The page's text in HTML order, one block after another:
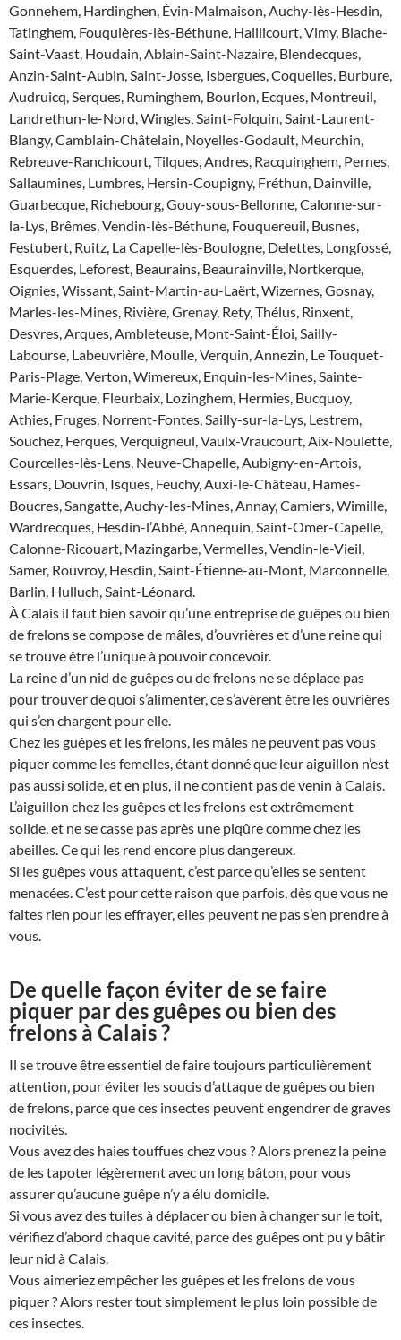
Gonnehem, Hardinghen, Évin-Malmaison, Auchy-lès-Hesdin,
Tatinghem, Fouquières-lès-Béthune, Haillicourt, Vimy, Biache-
Saint-Vaast, Houdain, Ablain-Saint-Nazaire, Blendecques,
Anzin-Saint-Aubin, Saint-Josse, Isbergues, Coquelles, Burbure,
Audruicq, Serques, Ruminghem, Bourlon, Ecques, Montreuil,
Landrethun-le-Nord, Wingles, Saint-Folquin, Saint-Laurent-
Blangy, Camblain-Châtelain, Noyelles-Godault, Meurchin,
Rebreuve-Ranchicourt, Tilques, Andres, Racquinghem, Pernes,
Sallaumines, Lumbres, Hersin-Coupigny, Fréthun, Dainville,
Guarbecque, Richebourg, Gouy-sous-Bellonne, Calonne-sur-
la-Lys, Brêmes, Vendin-lès-Béthune, Fouquereuil, Busnes,
Festubert, Ruitz, La Capelle-lès-Boulogne, Delettes, Longfossé,
Esquerdes, Leforest, Beaurains, Beaurainville, Nortkerque,
Oignies, Wissant, Saint-Martin-au-Laërt, Wizernes, Gosnay,
Marles-les-Mines, Rivière, Grenay, Rety, Thélus, Rinxent,
Desvres, Arques, Ambleteuse, Mont-Saint-Éloi, Sailly-
Labourse, Labeuvrière, Moulle, Verquin, Annezin, Le Touquet-
Paris-Plage, Verton, Wimereux, Enquin-les-Mines, Sainte-
Marie-Kerque, Fleurbaix, Lozinghem, Hermies, Bucquoy,
Athies, Fruges, Norrent-Fontes, Sailly-sur-la-Lys, Lestrem,
Souchez, Ferques, Verquigneul, Vaulx-Vraucourt, Aix-Noulette,
Courcelles-lès-Lens, Neuve-Chapelle, Aubigny-en-Artois,
Essars, Douvrin, Isques, Feuchy, Auxi-le-Château, Hames-
Boucres, Sangatte, Auchy-les-Mines, Annay, Camiers, Wimille,
Wardrecques, Hesdin-l’Abbé, Annequin, Saint-Omer-Capelle,
Calonne-Ricouart, Mazingarbe, Vermelles, Vendin-le-Vieil,
Samer, Rouvroy, Hesdin, Saint-Étienne-au-Mont, Marconnelle,
Barlin, Hulluch, Saint-Léonard.
À Calais il faut bien savoir qu’une entreprise de guêpes ou bien
de frelons se compose de mâles, d’ouvrières et d’une reine qui
se trouve être l’unique à pouvoir concevoir.
La reine d’un nid de guêpes ou de frelons ne se déplace pas
pour trouver de quoi s’alimenter, ce s’avèrent être les ouvrières
qui s’en chargent pour elle.
Chez les guêpes et les frelons, les mâles ne peuvent pas vous
piquer comme les femelles, étant donné que leur aiguillon n’est
pas aussi solide, et en plus, il ne contient pas de venin à Calais.
L’aiguillon chez les guêpes et les frelons est extrêmement
solide, et ne se casse pas après une piqûre comme chez les
abeilles. Ce qui les rend encore plus dangereux.
Si les guêpes vous attaquent, c’est parce qu’elles se sentent
menacées. C’est pour cette raison que parfois, dès que vous ne
faites rien pour les effrayer, elles peuvent ne pas s’en prendre à
vous.
De quelle façon éviter de se faire
piquer par des guêpes ou bien des
frelons à Calais ?
Il se trouve être essentiel de faire toujours particulièrement
attention, pour éviter les soucis d’attaque de guêpes ou bien
de frelons, parce que ces insectes peuvent engendrer de graves
nocivités.
Vous avez des haies touffues chez vous ? Alors prenez la peine
de les tapoter légèrement avec un long bâton, pour vous
assurer qu’aucune guêpe n’y a élu domicile.
Si vous avez des tuiles à déplacer ou bien à changer sur le toit,
vérifiez d’abord chaque cavité, parce des guêpes ont pu y bâtir
leur nid à Calais.
Vous aimeriez empêcher les guêpes et les frelons de vous
piquer ? Alors rester tout simplement le plus loin possible de
ces insectes.